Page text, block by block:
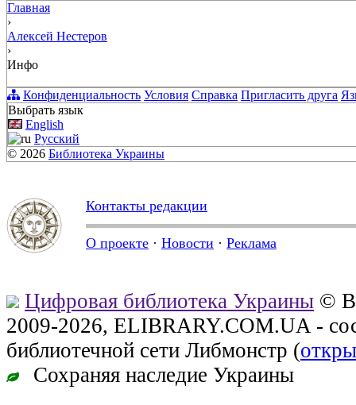
Главная
›
Алексей Нестеров
›
Инфо
Конфиденциальность Условия Справка Пригласить друга
Выбрать язык
English
Русский
© 2026 Библиотека Украины
Контакты редакции
О проекте · Новости · Реклама
Цифровая библиотека Украины ©
2009-2026, ELIBRARY.COM.UA -
библиотечной сети Либмонстр (
Сохраняя наследие Украины